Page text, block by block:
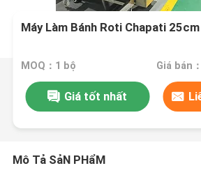
Máy Làm Bánh Roti Chapati
MOQ：1 bộ
Giá tốt nhất
Mô Tả SảN PHẩM